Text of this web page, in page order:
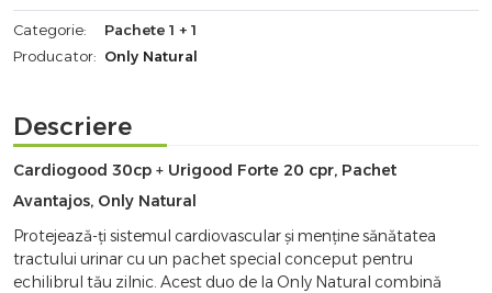
Categorie:
Pachete 1 + 1
Producator: Only Natural
Descriere
Cardiogood 30cp + Urigood Forte 20 cpr, Pachet
Avantajos, Only Natural
Protejează-ți sistemul cardiovascular și menține sănătatea
tractului urinar cu un pachet special conceput pentru
echilibrul tău zilnic. Acest duo de la Only Natural combină